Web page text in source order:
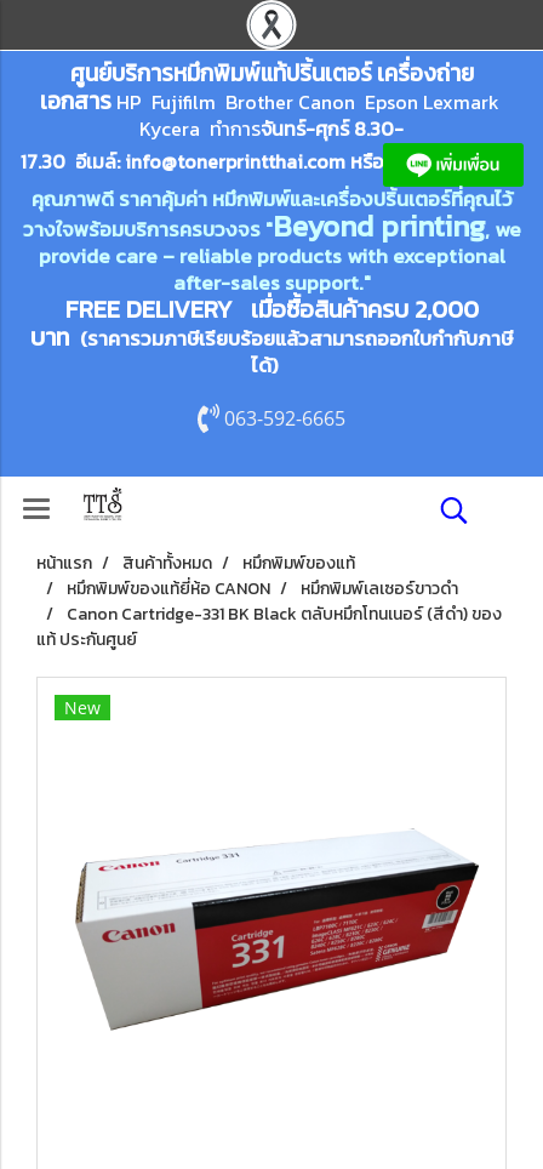
ศูนย์บริการหมึกพิมพ์แท้ปริ้นเตอร์ เครื่องถ่าย
เอกสาร HP Fujifilm Brother Canon Epson Lexmark
Kycera ทำการจันทร์-ศุกร์ 8.30-
17.30 อีเมล์:info@tonerprintthai.com หรือ
คุณภาพดี ราคาคุ้มค่า หมึกพิมพ์และเครื่องปริ้นเตอร์ที่คุณไว้
วางใจพร้อมบริการครบวงจร "Beyond printing, we
provide care – reliable products with exceptional
after-sales support."
FREE DELIVERY เมื่อซื้อสินค้าครบ 2,000
บาท (ราคารวมภาษีเรียบร้อยแล้วสามารถออกใบกำกับภาษี
ได้)
063-592-6665
หน้าแรก สินค้าทั้งหมด
หมึกพิมพ์ของแท้
หมึกพิมพ์ของแท้ยี่ห้อ CANON
หมึกพิมพ์เลเซอร์ขาวดำ
Canon Cartridge-331 BK Black ตลับหมึกโทนเนอร์ (สีดำ) ของ
แท้ ประกันศูนย์
New